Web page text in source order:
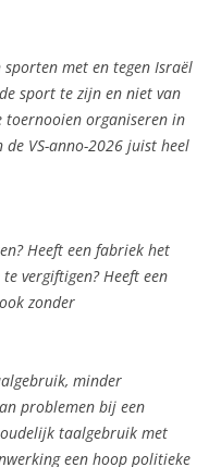
met en tegen Israël
sport te zijn en niet van
toernooien organiseren in
de VS-anno-2026 juist heel
Heeft een fabriek het
vergiftigen? Heeft een
zonder
minder
problemen bij een
taalgebruik met
een hoop politieke